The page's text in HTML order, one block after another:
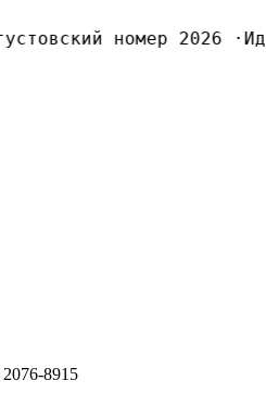
номер 2026·
8915